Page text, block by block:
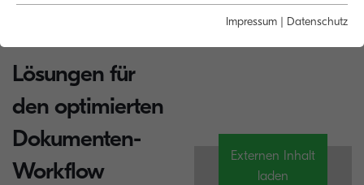
Lösungen für
den optimierten
Dokumenten-
Workflow
Externen Inhalt
laden
Impressum | Datenschutz